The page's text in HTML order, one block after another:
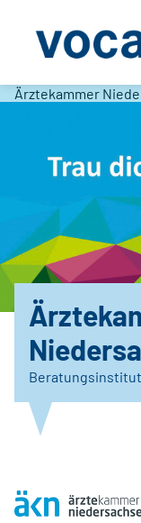
Ärztekammer